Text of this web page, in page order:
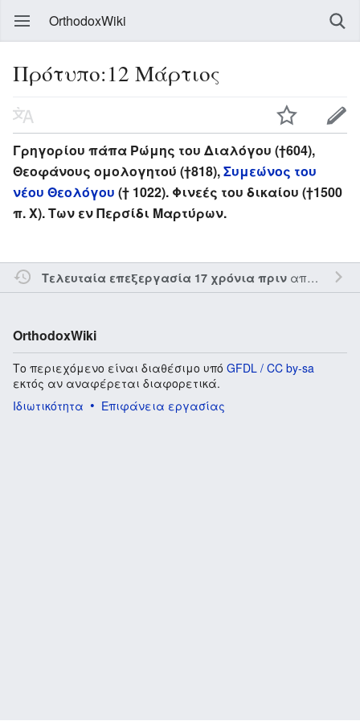
OrthodoxWiki
Πρότυπο:12 Μάρτιος
Γρηγορίου πάπα Ρώμης του Διαλόγου (†604),
Θεοφάνους ομολογητού (†818),Συμεώνος του
νέου Θεολόγου († 1022). Φινεές του δικαίου (†1500
π. Χ). Των εν Περσίδι Μαρτύρων.
Τελευταία επεξεργασία 17 χρόνια πριναπό τον την
OrthodoxWiki
Το περιεχόμενο είναι διαθέσιμο υπό GFDL / CC by-sa
εκτός αν αναφέρεται διαφορετικά.
Ιδιωτικότητα
Επιφάνεια εργασίας